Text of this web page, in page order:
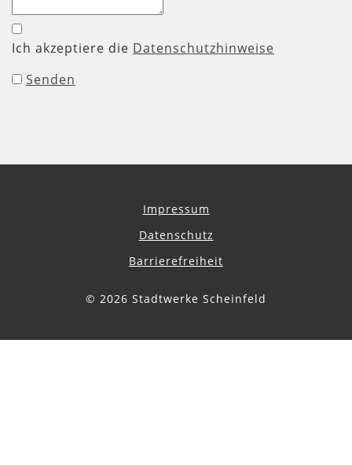
Ich akzeptiere die Datenschutzhinweise
Senden
Impressum
Datenschutz
Barrierefreiheit
© 2026 Stadtwerke Scheinfeld